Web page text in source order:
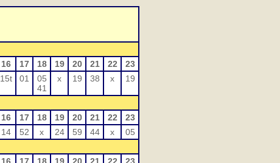
16 17 18 19 20 21 22
23
15t 01
05
41
x 19 38 x 19
16 17 18 19 20 21 22
23
14 52 x 24 59 44 x
05